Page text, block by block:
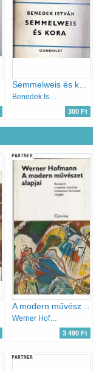
Semmelweis és kora
Benedek István
300 Ft
PARTNER
A modern művészet alapjai - Bevezetés a modern művészet szimbolikus formáinak világába
Werner Hofmann
3 490 Ft
PARTNER